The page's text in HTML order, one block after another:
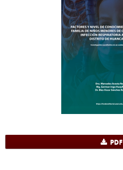
PDF